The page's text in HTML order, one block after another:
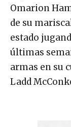
Omarion
de su
estado
últimas
armas en su
Ladd